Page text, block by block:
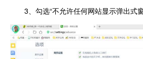
3、勾选“不允许任何网站显示弹出式